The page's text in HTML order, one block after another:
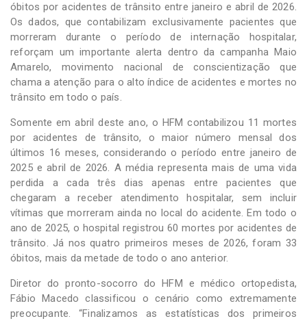
óbitos por acidentes de trânsito entre janeiro e abril de 2026.
Os dados, que contabilizam exclusivamente pacientes que
morreram durante o período de internação hospitalar,
reforçam um importante alerta dentro da campanha Maio
Amarelo, movimento nacional de conscientização que
chama a atenção para o alto índice de acidentes e mortes no
trânsito em todo o país.
Somente em abril deste ano, o HFM contabilizou 11 mortes
por acidentes de trânsito, o maior número mensal dos
últimos 16 meses, considerando o período entre janeiro de
2025 e abril de 2026. A média representa mais de uma vida
perdida a cada três dias apenas entre pacientes que
chegaram a receber atendimento hospitalar, sem incluir
vítimas que morreram ainda no local do acidente. Em todo o
ano de 2025, o hospital registrou 60 mortes por acidentes de
trânsito. Já nos quatro primeiros meses de 2026, foram 33
óbitos, mais da metade de todo o ano anterior.
Diretor do pronto-socorro do HFM e médico ortopedista,
Fábio Macedo classificou o cenário como extremamente
preocupante. “Finalizamos as estatísticas dos primeiros